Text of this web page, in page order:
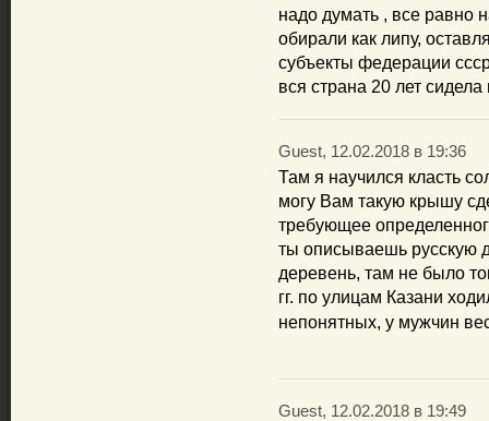
надо думать , все равно
обирали как липу,
субъекты федерации
вся страна 20 лет
Guest, 12.02.2018 в 19:36
Там я научился класть
могу Вам такую крышу
требующее
ты описываешь русскую
деревень, там не было
гг. по улицам Казани
непонятных, у мужчин
Guest, 12.02.2018 в 19:49